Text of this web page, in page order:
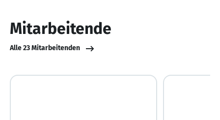
Mitarbeitende
Alle 23 Mitarbeitenden